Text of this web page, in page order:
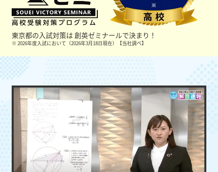
東京都の入試対策は 創英ゼミナールで決まり！
※ 2026年度入試において（2026年3月18日現在）【当社調べ】